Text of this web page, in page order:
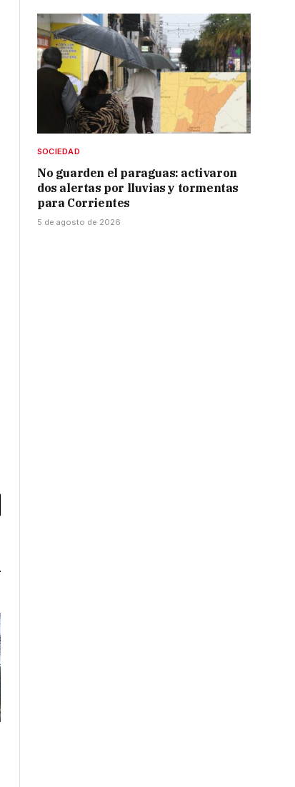
SOCIEDAD
No guarden el paraguas: activaron
dos alertas por lluvias y tormentas
para Corrientes
5 de agosto de 2026